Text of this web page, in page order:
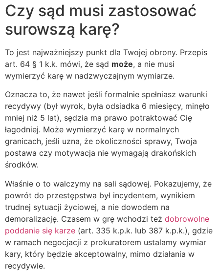
Czy sąd musi zastosować
surowszą karę?
To jest najważniejszy punkt dla Twojej obrony. Przepis
art. 64 § 1 k.k. mówi, że sąd może, a nie musi
wymierzyć karę w nadzwyczajnym wymiarze.
Oznacza to, że nawet jeśli formalnie spełniasz warunki
recydywy (był wyrok, była odsiadka 6 miesięcy, minęło
mniej niż 5 lat), sędzia ma prawo potraktować Cię
łagodniej. Może wymierzyć karę w normalnych
granicach, jeśli uzna, że okoliczności sprawy, Twoja
postawa czy motywacja nie wymagają drakońskich
środków.
Właśnie o to walczymy na sali sądowej. Pokazujemy, że
powrót do przestępstwa był incydentem, wynikiem
trudnej sytuacji życiowej, a nie dowodem na
demoralizację. Czasem w grę wchodzi też dobrowolne
poddanie się karze (art. 335 k.p.k. lub 387 k.p.k.), gdzie
w ramach negocjacji z prokuratorem ustalamy wymiar
kary, który będzie akceptowalny, mimo działania w
recydywie.